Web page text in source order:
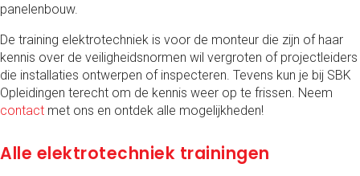
panelenbouw.
De training elektrotechniek is voor de monteur die zijn of haar
kennis over de veiligheidsnormen wil vergroten of projectleiders
die installaties ontwerpen of inspecteren. Tevens kun je bij SBK
Opleidingen terecht om de kennis weer op te frissen. Neem
contact met ons en ontdek alle mogelijkheden!
Alle elektrotechniek trainingen